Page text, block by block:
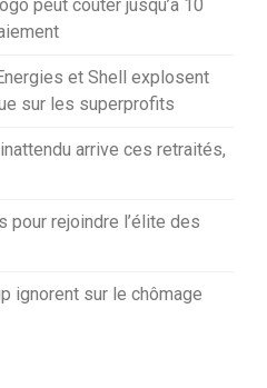
peut coûter jusqu’à 10
et Shell explosent
sur les superprofits
arrive ces retraités,
pour rejoindre l’élite des
ignorent sur le chômage